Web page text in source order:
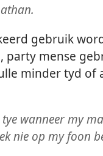
gebruik
party mense
minder tyd of
wanneer my
nie op my foon